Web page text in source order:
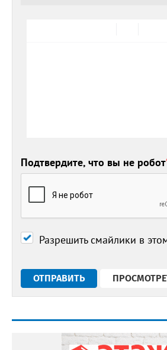
Подтвердите, что вы не робот
Разрешить смайлики в